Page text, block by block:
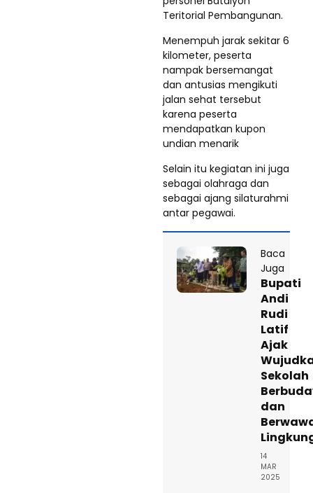
Teritorial Pembangunan.
Menempuh jarak sekitar 6
kilometer, peserta
nampak bersemangat
dan antusias mengikuti
jalan sehat tersebut
karena peserta
mendapatkan kupon
undian menarik
Selain itu kegiatan ini juga
sebagai olahraga dan
sebagai ajang silaturahmi
antar pegawai.
Baca
Juga
Bupati
Andi
Rudi
Latif
Ajak
Sekolah
dan
14
MAR
2025